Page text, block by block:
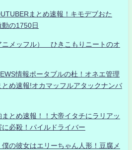
まとめ速報！キモデブおた
の1750日
ニメッフル） ひきこもりニートのオ
情報ポータブルの杜！オネエ管理
め速報!オカマッフルアタックナンバ
とめ速報！！大帝イタチにラリアッ
に必殺！パイルドライバー
の彼女はエリーちゃん人形！豆腐メ